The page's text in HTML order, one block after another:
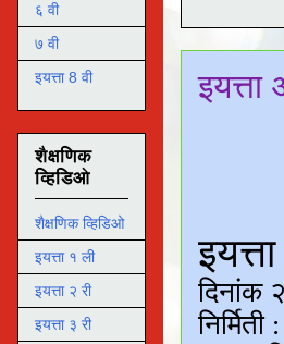
६ वी
७ वी
इयत्ता 8 वी
शैक्षणिक
व्हिडिओ
शैक्षणिक व्हिडिओ
इयत्ता १ ली
इयत्ता २ री
इयत्ता ३ री